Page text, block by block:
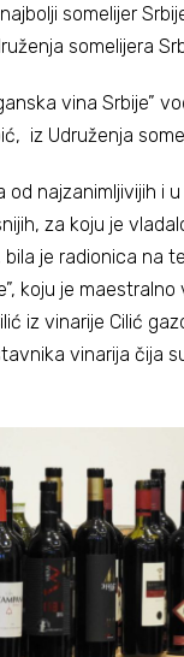
somelijer
somelijera
vina Srbije”
iz Udruženja
od najzanimljivijih i
za koju je
je radionica na
koju je
iz vinarije Cilić
vinarija čija